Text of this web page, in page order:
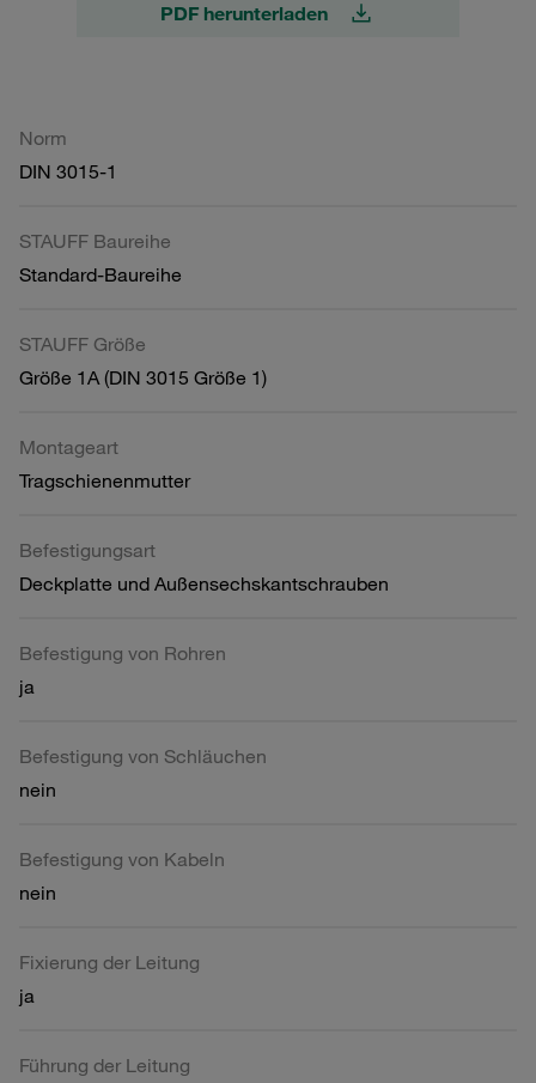
PDF herunterladen
Norm
DIN 3015-1
STAUFF Baureihe
Standard-Baureihe
STAUFF Größe
Größe 1A (DIN 3015 Größe 1)
Montageart
Tragschienenmutter
Befestigungsart
Deckplatte und Außensechskantschrauben
Befestigung von Rohren
ja
Befestigung von Schläuchen
nein
Befestigung von Kabeln
nein
Fixierung der Leitung
ja
Führung der Leitung